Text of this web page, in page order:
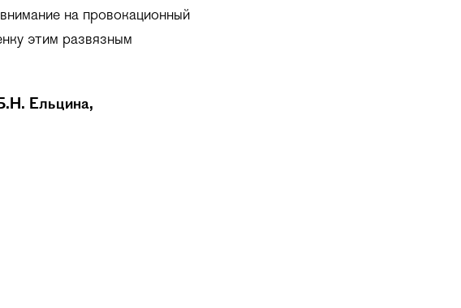
на провокационный
этим развязным
Ельцина,